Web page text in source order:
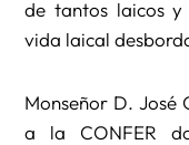
de tantos laicos
vida laical
Monseñor D. José
a la CONFER